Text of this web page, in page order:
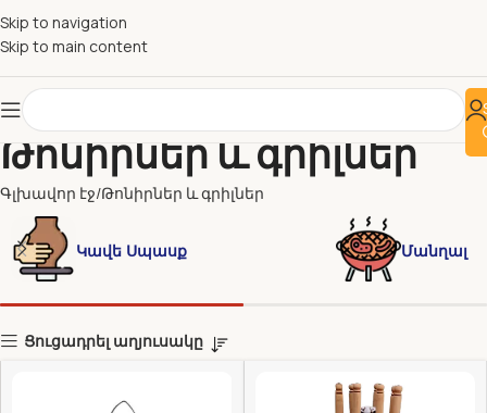
Skip to navigation
Skip to main content
Թոնիրներ և գրիլներ
Գլխավոր էջ Թոնիրներ և գրիլներ
Կավե Սպասք Մանղալ
Ցուցադրել աղյուսակը